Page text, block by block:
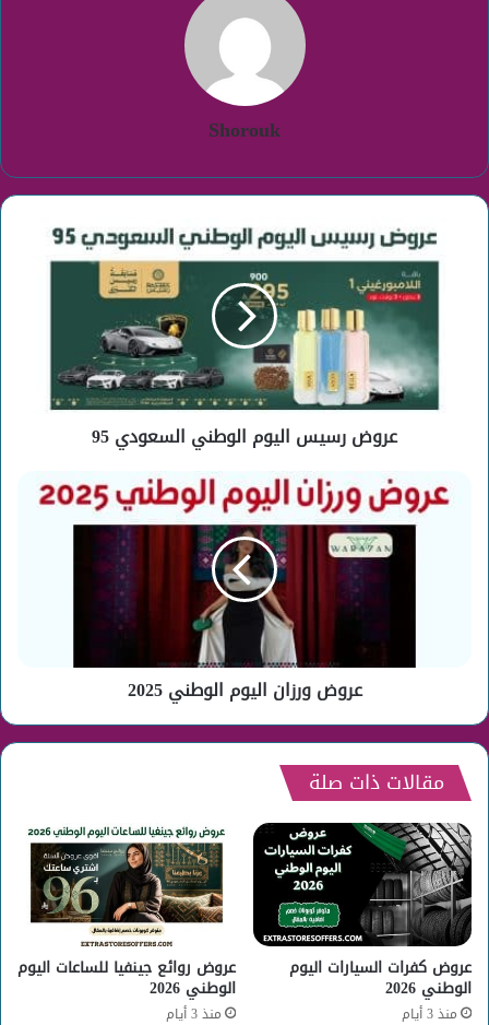
Shorouk
عروض
رسيس
السعودي
عروض رسيس اليوم الوطني السعودي 95
عروض
ورزان
عروض ورزان اليوم الوطني 2025
مقالات ذات صلة
عروض كفرات السيارات اليوم
الوطني 2026
منذ 3 أيام
عروض روائع جينفيا للساعات اليوم
الوطني 2026
منذ 3 أيام